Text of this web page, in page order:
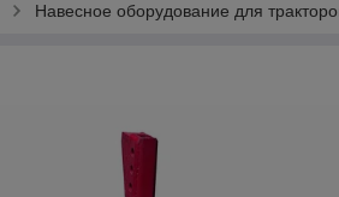
Навесное оборудование для